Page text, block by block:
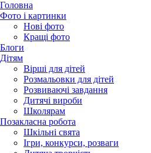
Головна
Фото і картинки
Нові фото
Кращі фото
Блоги
Дітям
Вірші для дітей
Розмальовки для дітей
Розвиваючі завдання
Дитячі вироби
Школярам
Позакласна робота
Шкільні свята
Ігри, конкурси, розваги